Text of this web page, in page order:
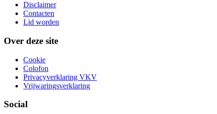
Disclaimer
Contacten
Lid worden
Over deze site
Cookie
Colofon
Privacyverklaring VKV
Vrijwaringsverklaring
Social